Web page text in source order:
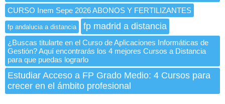
CURSO Inem Sepe 2026 ABONOS Y FERTILIZANTES
fp andalucia a distancia fp madrid a distancia
¿Buscas titularte en el Curso de Aplicaciones Informáticas de
Gestión? Aquí encontrarás los 4 mejores Cursos a Distancia
para que puedas lograrlo
Estudiar Acceso a FP Grado Medio: 4 Cursos para
crecer en el ámbito profesional